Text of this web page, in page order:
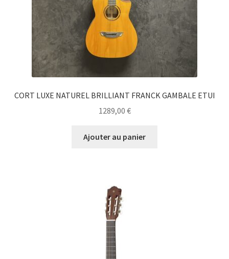
CORT LUXE NATUREL BRILLIANT FRANCK GAMBALE ETUI
1289,00 €
Ajouter au panier